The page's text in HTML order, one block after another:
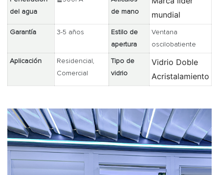
del agua
de mano
mundial
Garantía 3-5 años
Estilo de
apertura
Ventana
oscilobatiente
Aplicación
Residencial,
Comercial
Tipo de
vidrio
Vidrio Doble
Acristalamiento